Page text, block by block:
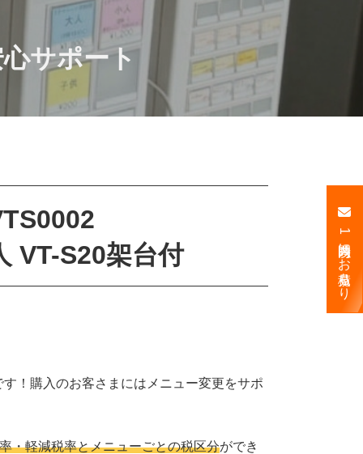
サポート
1時間以内にお見積もり
VT-S20架台付
！購入のお客さまにはメニュー変更をサポ
・軽減税率とメニューごとの税区分ができ